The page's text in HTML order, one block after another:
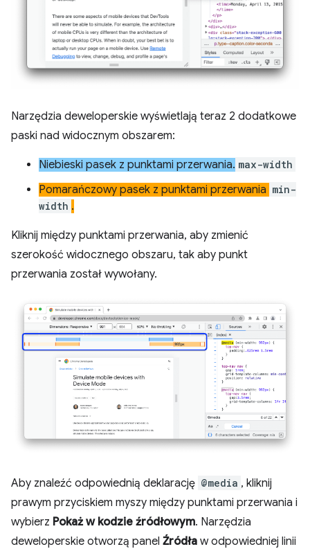
Narzędzia deweloperskie wyświetlają teraz 2 dodatkowe
paski nad widocznym obszarem:
Niebieski pasek z punktami przerwania. max-width
Pomarańczowy pasek z punktami przerwania min-
width .
Kliknij między punktami przerwania, aby zmienić
szerokość widocznego obszaru, tak aby punkt
przerwania został wywołany.
Aby znaleźć odpowiednią deklarację @media , kliknij
prawym przyciskiem myszy między punktami przerwania i
wybierz Pokaż w kodzie źródłowym. Narzędzia
deweloperskie otworzą panel Źródła w odpowiedniej linii